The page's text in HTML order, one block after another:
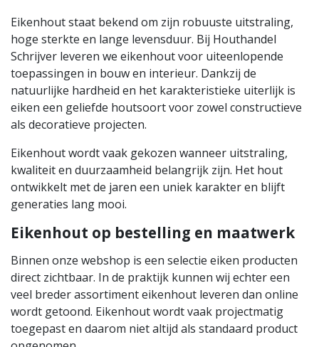
Eikenhout staat bekend om zijn robuuste uitstraling,
hoge sterkte en lange levensduur. Bij Houthandel
Schrijver leveren we eikenhout voor uiteenlopende
toepassingen in bouw en interieur. Dankzij de
natuurlijke hardheid en het karakteristieke uiterlijk is
eiken een geliefde houtsoort voor zowel constructieve
als decoratieve projecten.
Eikenhout wordt vaak gekozen wanneer uitstraling,
kwaliteit en duurzaamheid belangrijk zijn. Het hout
ontwikkelt met de jaren een uniek karakter en blijft
generaties lang mooi.
Eikenhout op bestelling en maatwerk
Binnen onze webshop is een selectie eiken producten
direct zichtbaar. In de praktijk kunnen wij echter een
veel breder assortiment eikenhout leveren dan online
wordt getoond. Eikenhout wordt vaak projectmatig
toegepast en daarom niet altijd als standaard product